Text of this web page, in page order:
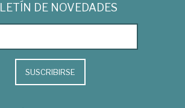
DE NOVEDADES
SUSCRIBIRSE